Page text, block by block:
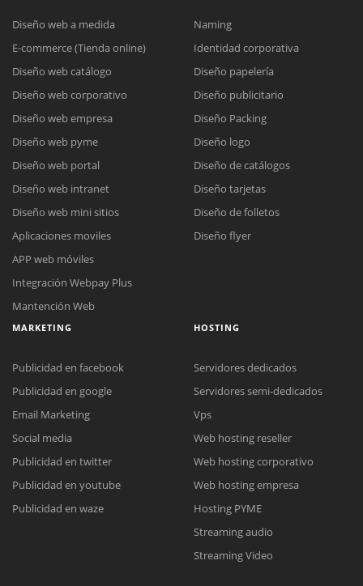
Reunión online
Nuestros ejecutivos le enviarán un correo electrónico con el enlace a
Meet para la reunión online.
Cotización
Todos nuestros ejecutivos están fuera de línea. Complete el formulario
Diseño web a medida
E-commerce (Tienda online)
Diseño web catálogo
Diseño web corporativo
Diseño web empresa
Diseño web pyme
Diseño web portal
Diseño web intranet
Diseño web mini sitios
Aplicaciones moviles
APP web móviles
Integración Webpay Plus
Mantención Web
Naming
Identidad corporativa
Diseño papelería
Diseño publicitario
Diseño Packing
Diseño logo
Diseño de catálogos
Diseño tarjetas
Diseño de folletos
Diseño flyer
MARKETING
Publicidad en facebook
Publicidad en google
Email Marketing
Social media
Publicidad en twitter
Publicidad en youtube
Publicidad en waze
HOSTING
Servidores dedicados
Servidores semi-dedicados
Vps
Web hosting reseller
Web hosting corporativo
Web hosting empresa
Hosting PYME
Streaming audio
Streaming Video